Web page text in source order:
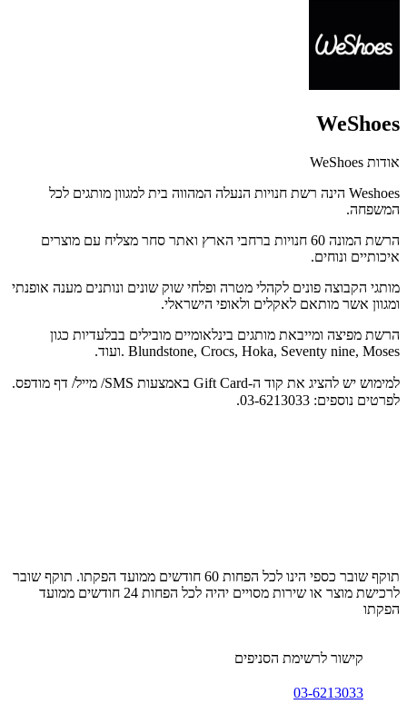
WeShoes
אודות WeShoes
Weshoes הינה רשת חנויות הנעלה המהווה בית למגוון מותגים לכל
המשפחה.
הרשת המונה 60 חנויות ברחבי הארץ ואתר סחר מצליח עם מוצרים
איכותיים ונוחים.
מותגי הקבוצה פונים לקהלי מטרה ופלחי שוק שונים ונותנים מענה אופנתי
ומגוון אשר מותאם לאקלים ולאופי הישראלי.
הרשת מפיצה ומייבאת מותגים בינלאומיים מובילים בבלעדיות כגון
Blundstone, Crocs, Hoka, Seventy nine, Moses . ועוד.
למימוש יש להציג את קוד ה-Gift Card באמצעות SMS/ מייל/ דף מודפס.
לפרטים נוספים: 03-6213033.
תוקף שובר כספי הינו לכל הפחות 60 חודשים ממועד הפקתו. תוקף שובר
לרכישת מוצר או שירות מסויים יהיה לכל הפחות 24 חודשים ממועד
הפקתו
קישור לרשימת הסניפים
03-6213033